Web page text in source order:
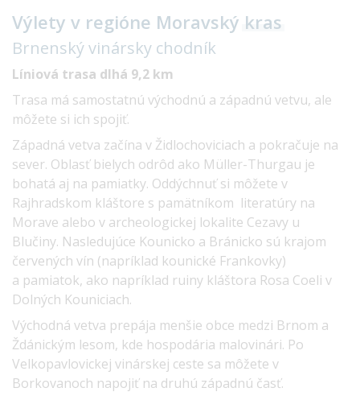
Výlety v regióne Moravský kras
Brnenský vinársky chodník
Líniová trasa dlhá 9,2 km
Trasa má samostatnú východnú a západnú vetvu, ale
môžete si ich spojiť.
Západná vetva začína v Židlochoviciach a pokračuje na
sever. Oblasť bielych odrôd ako Müller-Thurgau je
bohatá aj na pamiatky. Oddýchnuť si môžete v
Rajhradskom kláštore s pamätníkom literatúry na
Morave alebo v archeologickej lokalite Cezavy u
Blučiny. Nasledujúce Kounicko a Bránicko sú krajom
červených vín (napríklad kounické Frankovky)
a pamiatok, ako napríklad ruiny kláštora Rosa Coeli v
Dolných Kouniciach.
Východná vetva prepája menšie obce medzi Brnom a
Ždánickým lesom, kde hospodária malovinári. Po
Velkopavlovickej vinárskej ceste sa môžete v
Borkovanoch napojiť na druhú západnú časť.